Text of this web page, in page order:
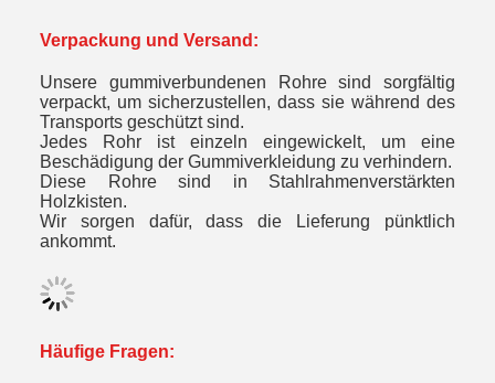
Verpackung und Versand:
Unsere gummiverbundenen Rohre sind sorgfältig
verpackt, um sicherzustellen, dass sie während des
Transports geschützt sind.
Jedes Rohr ist einzeln eingewickelt, um eine
Beschädigung der Gummiverkleidung zu verhindern.
Diese Rohre sind in Stahlrahmenverstärkten
Holzkisten.
Wir sorgen dafür, dass die Lieferung pünktlich
ankommt.
Häufige Fragen: